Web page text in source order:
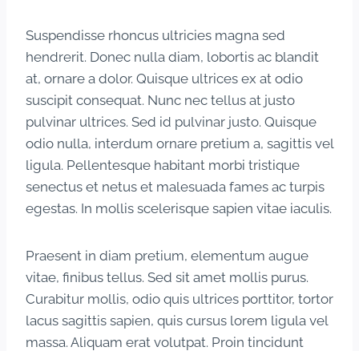
Suspendisse rhoncus ultricies magna sed
hendrerit. Donec nulla diam, lobortis ac blandit
at, ornare a dolor. Quisque ultrices ex at odio
suscipit consequat. Nunc nec tellus at justo
pulvinar ultrices. Sed id pulvinar justo. Quisque
odio nulla, interdum ornare pretium a, sagittis vel
ligula. Pellentesque habitant morbi tristique
senectus et netus et malesuada fames ac turpis
egestas. In mollis scelerisque sapien vitae iaculis.
Praesent in diam pretium, elementum augue
vitae, finibus tellus. Sed sit amet mollis purus.
Curabitur mollis, odio quis ultrices porttitor, tortor
lacus sagittis sapien, quis cursus lorem ligula vel
massa. Aliquam erat volutpat. Proin tincidunt